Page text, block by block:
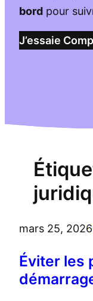
bord pour
J’essaie
mars 25, 2026
Éviter les